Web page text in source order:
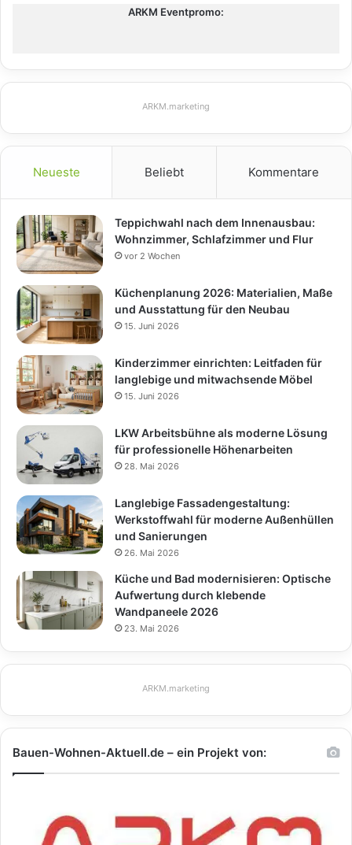
ARKM Eventpromo:
ARKM.marketing
Neueste Beliebt Kommentare
Teppichwahl nach dem Innenausbau:
Wohnzimmer, Schlafzimmer und Flur
vor 2 Wochen
Küchenplanung 2026: Materialien, Maße
und Ausstattung für den Neubau
15. Juni 2026
Kinderzimmer einrichten: Leitfaden für
langlebige und mitwachsende Möbel
15. Juni 2026
LKW Arbeitsbühne als moderne Lösung
für professionelle Höhenarbeiten
28. Mai 2026
Langlebige Fassadengestaltung:
Werkstoffwahl für moderne Außenhüllen
und Sanierungen
26. Mai 2026
Küche und Bad modernisieren: Optische
Aufwertung durch klebende
Wandpaneele 2026
23. Mai 2026
ARKM.marketing
Bauen-Wohnen-Aktuell.de – ein Projekt von: